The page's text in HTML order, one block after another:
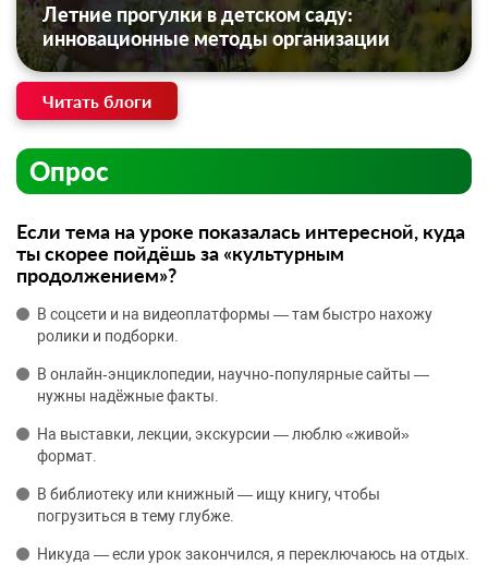
Летние прогулки в детском саду:
инновационные методы организации
Читать блоги
Опрос
Если тема на уроке показалась интересной, куда
ты скорее пойдёшь за «культурным
продолжением»?
В соцсети и на видеоплатформы — там быстро нахожу
ролики и подборки.
В онлайн‑энциклопедии, научно‑популярные сайты —
нужны надёжные факты.
На выставки, лекции, экскурсии — люблю «живой»
формат.
В библиотеку или книжный — ищу книгу, чтобы
погрузиться в тему глубже.
Никуда — если урок закончился, я переключаюсь на отдых.